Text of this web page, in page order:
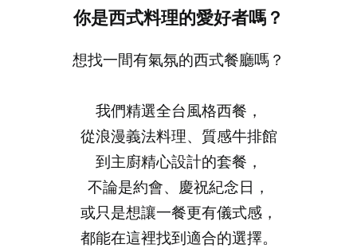
你是西式料理的愛好者嗎？
想找一間有氣氛的西式餐廳嗎？
我們精選全台風格西餐，
從浪漫義法料理、質感牛排館
到主廚精心設計的套餐，
不論是約會、慶祝紀念日，
或只是想讓一餐更有儀式感，
都能在這裡找到適合的選擇。